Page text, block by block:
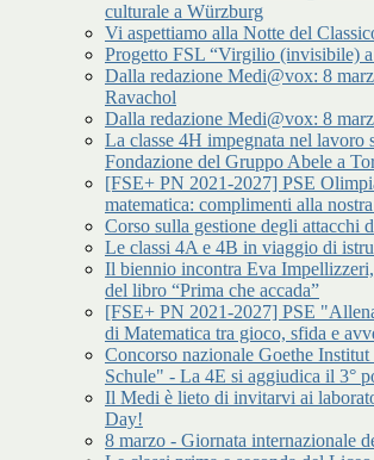
culturale a Würzburg
Vi aspettiamo alla Notte del
Progetto FSL “Virgilio (invisibile) a
Dalla redazione Medi@vox: 8
Ravachol
Dalla redazione Medi@vox: 8
La classe 4H impegnata nel lavoro
Fondazione del Gruppo Abele a
[FSE+ PN 2021-2027] PSE
matematica: complimenti alla
Corso sulla gestione degli attacchi
Le classi 4A e 4B in viaggio di
Il biennio incontra Eva
del libro “Prima che accada”
[FSE+ PN 2021-2027] PSE
di Matematica tra gioco, sfida e
Concorso nazionale Goethe
Schule" - La 4E si aggiudica il 3°
Il Medi è lieto di invitarvi ai
Day!
8 marzo - Giornata internazionale